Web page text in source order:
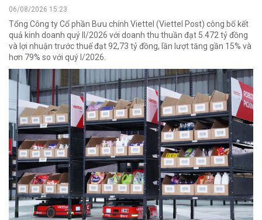
06/08/2026 15:23
Tổng Công ty Cổ phần Bưu chính Viettel (Viettel Post) công bố kết
quả kinh doanh quý II/2026 với doanh thu thuần đạt 5.472 tỷ đồng
và lợi nhuận trước thuế đạt 92,73 tỷ đồng, lần lượt tăng gần 15% và
hơn 79% so với quý I/2026.